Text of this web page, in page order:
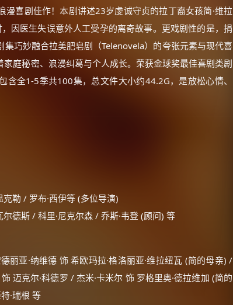
漫喜剧佳作！本剧讲述23岁虔诚守贞的拉丁裔女孩简·维拉
因医生失误意外人工受孕的离奇故事。更戏剧性的是，捐
巧妙融合拉美肥皂剧（Telenovela）的夸张元素与现代喜
庭秘密、浪漫纠葛与个人成长。荣获金球奖最佳喜剧类剧
全1-5季共100集，总文件大小约44.2G，是放松心情、
勒 / 罗布·西伊等 (多位导演)
德斯 / 科里·尼克尔森 / 乔斯·韦登 (顾问) 等
丽亚·纳维德 饰 希欧玛拉·格洛丽亚·维拉纽瓦 (简的母亲) /
迈克尔·科德罗 / 杰米·卡米尔 饰 罗格里奥·德拉维加 (简的
·瑞根 等